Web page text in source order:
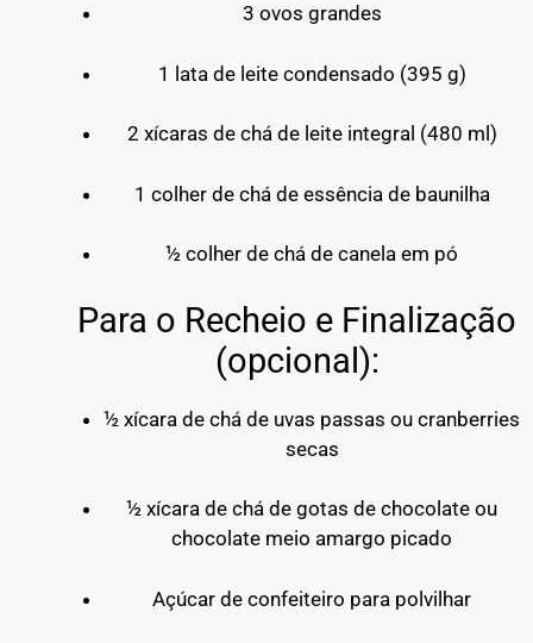
3 ovos grandes
1 lata de leite condensado (395 g)
2 xícaras de chá de leite integral (480 ml)
1 colher de chá de essência de baunilha
½ colher de chá de canela em pó
Para o Recheio e Finalização
(opcional):
½ xícara de chá de uvas passas ou cranberries
secas
½ xícara de chá de gotas de chocolate ou
chocolate meio amargo picado
Açúcar de confeiteiro para polvilhar